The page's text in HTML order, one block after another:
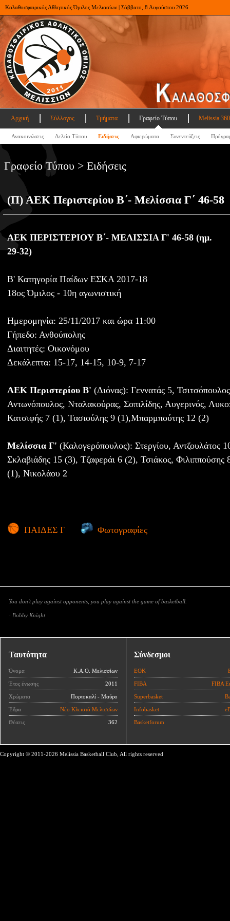
Καλαθοσφαιρικός Αθλητικός Όμιλος Μελισσίων | Σάββατο, 8 Αυγούστου 2026
Αρχική Σύλλογος Τμήματα Γραφείο Τύπου Melissia
Ανακοινώσεις Δελτία Τύπου Ειδήσεις Αφιερώματα Συνεντεύξεις
Γραφείο Τύπου > Ειδήσεις
(Π) ΑΕΚ Περιστερίου Β΄- Μελίσσια Γ΄ 46-58
ΑΕΚ ΠΕΡΙΣΤΕΡΙΟΥ Β΄- ΜΕΛΙΣΣΙΑ Γ' 46-58 (ημ.
29-32)
Β' Κατηγορία Παίδων ΕΣΚΑ 2017-18
18ος Όμιλος - 10η αγωνιστική
Ημερομηνία: 25/11/2017 και ώρα 11:00
Γήπεδο: Ανθούπολης
Διαιτητές: Οικονόμου
Δεκάλεπτα: 15-17, 14-15, 10-9, 7-17
ΑΕΚ Περιστερίου Β' (Διόνας): Γεννατάς 5,
Αντωνόπουλος, Νταλακούρας, Σοπιλίδης, Αυγερινός,
Κατσιφής 7 (1), Τασιούλης 9 (1),Μπαρμπούτης 12 (2)
Μελίσσια Γ' (Καλογερόπουλος): Στεργίου, Αντζουλάτος
Σκλαβιάδης 15 (3), Τζαφεράι 6 (2), Τσιάκος, Φιλιππούσης
(1), Νικολάου 2
ΠΑΙΔΕΣ Γ Φωτογραφίες
You don't play against opponents, you play against the game of basketball.
- Bobby Knight
Ταυτότητα
Όνομα Κ.Α.Ο. Μελισσίων
Έτος ένωσης 2011
Χρώματα Πορτοκαλί - Μαύρο
Έδρα Νέο Κλειστό Μελισσίων
Θέσεις 362
Σύνδεσμοι
ΕΟΚ
FIBA FIBA
Superbasket
Infobasket
Basketforum
Copyright © 2011-2026 Melissia Basketball Club, All rights reserved